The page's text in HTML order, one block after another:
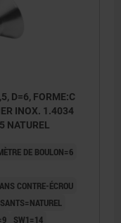
D=6, FORME:C
INOX. 1.4034
NATUREL
DE BOULON=6
CONTRE-ÉCROU
SW1=14